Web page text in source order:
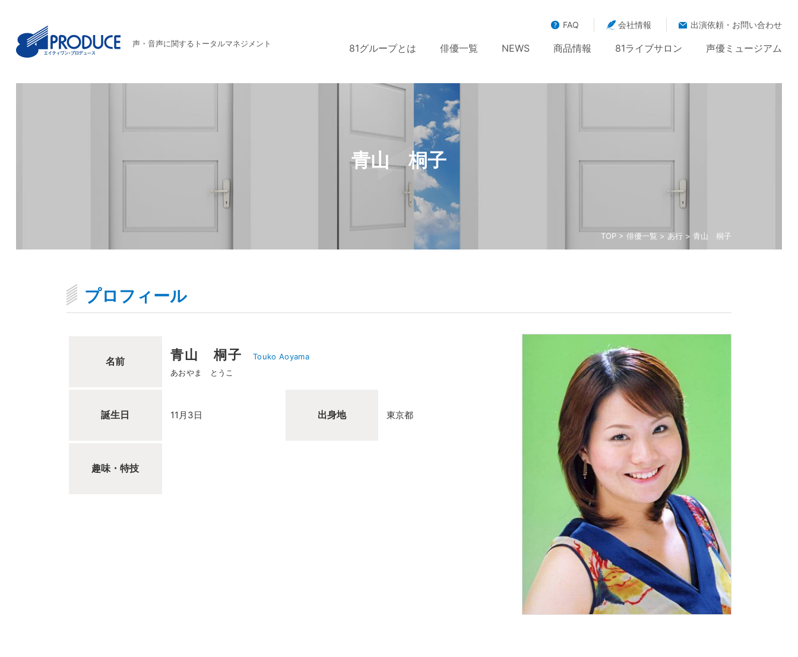
声・音声に関するトータルマネジメント
FAQ 会社情報 出演依頼・お問い合わせ
81グループとは 俳優一覧 NEWS 商品情報 81ライブサロン 声優ミュージアム
TOP> 俳優一覧 > あ行> 青山 桐子
青山 桐子
プロフィール
名前 青山 桐子
Touko Aoyama
あおやま とうこ
誕生日 11月3日 出身地 東京都
趣味・特技